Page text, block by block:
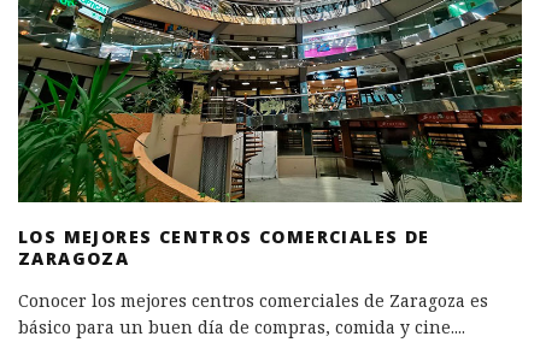
LOS MEJORES CENTROS COMERCIALES DE
ZARAGOZA
Conocer los mejores centros comerciales de Zaragoza es
básico para un buen día de compras, comida y cine....